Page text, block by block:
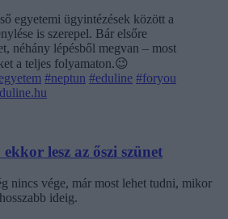
egyetemi ügyintézések között a
is szerepel. Bár elsőre
néhány lépésből megvan – most
a teljes folyamaton.😉
#neptun #eduline #foryou
lesz az őszi szünet
nincs vége, már most lehet tudni, mikor
ideig.